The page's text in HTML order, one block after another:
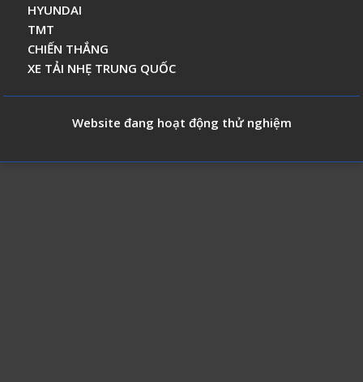
HYUNDAI
TMT
CHIẾN THẮNG
XE TẢI NHẸ TRUNG QUỐC
Website đang hoạt động thử nghiệm